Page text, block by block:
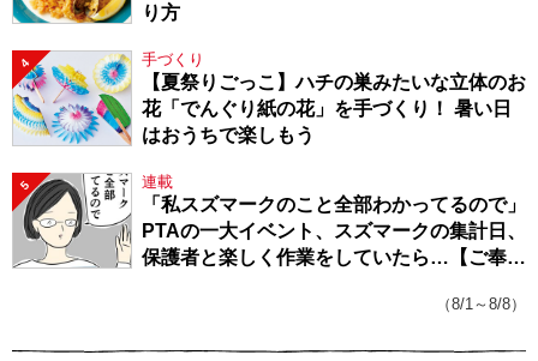
り方
4 手づくり
【夏祭りごっこ】ハチの巣みたいな立体のお
花「でんぐり紙の花」を手づくり！ 暑い日
はおうちで楽しもう
5 連載
「私スズマークのこと全部わかってるので」
PTAの一大イベント、スズマークの集計日、
保護者と楽しく作業をしていたら…【ご奉仕
（8/1～8/8）